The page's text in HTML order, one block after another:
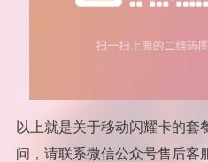
以上就是关于移动闪耀卡的套
问，请联系微信公众号售后客